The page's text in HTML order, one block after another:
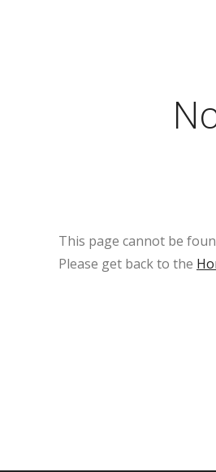
This page cannot be
Please get back to the